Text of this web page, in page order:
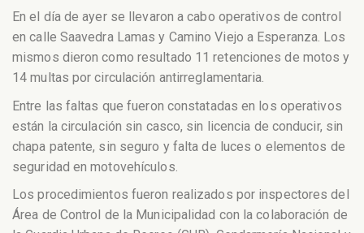
En el día de ayer se llevaron a cabo operativos de control
en calle Saavedra Lamas y Camino Viejo a Esperanza. Los
mismos dieron como resultado 11 retenciones de motos y
14 multas por circulación antirreglamentaria.
Entre las faltas que fueron constatadas en los operativos
están la circulación sin casco, sin licencia de conducir, sin
chapa patente, sin seguro y falta de luces o elementos de
seguridad en motovehículos.
Los procedimientos fueron realizados por inspectores del
Área de Control de la Municipalidad con la colaboración de